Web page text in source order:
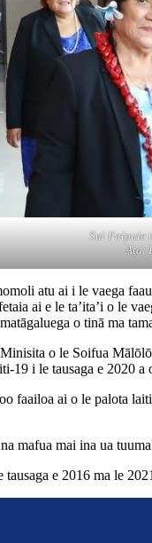
Sui Faipule
Ata:
atu ai i le vaega
ai e le ta’ita’i o le
o tinā ma
o le Soifua
19 i le tausaga e 2020 a
faailoa ai o le palota
mafua mai ina ua
tausaga e 2016 ma le